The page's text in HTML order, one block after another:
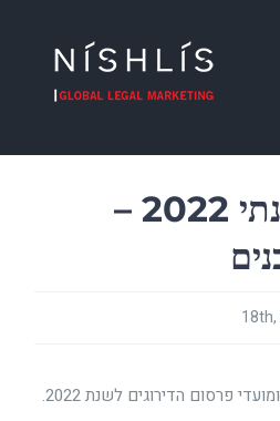
לוח הגשות שנתי 2022 –
רכזנו עבורכם מועדי הגשות ומועדי פרסום הדירוגים לשנת 2022.